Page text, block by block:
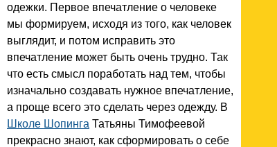
одежки. Первое впечатление о человеке
мы формируем, исходя из того, как человек
выглядит, и потом исправить это
впечатление может быть очень трудно. Так
что есть смысл поработать над тем, чтобы
изначально создавать нужное впечатление,
а проще всего это сделать через одежду. В
Школе Шопинга Татьяны Тимофеевой
прекрасно знают, как сформировать о себе